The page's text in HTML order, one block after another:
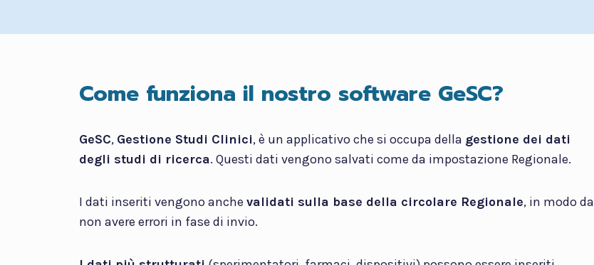
Come funziona il nostro software GeSC?
GeSC, Gestione Studi Clinici, è un applicativo che si occupa della gestione dei dati
degli studi di ricerca. Questi dati vengono salvati come da impostazione Regionale.
I dati inseriti vengono anche validati sulla base della circolare Regionale, in modo da
non avere errori in fase di invio.